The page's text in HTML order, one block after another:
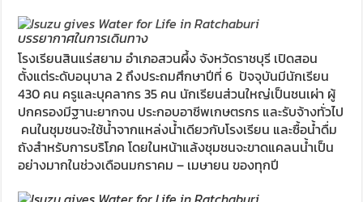
บรรยากาศในการเดินทาง
โรงเรียนสินแร่สยาม อำเภอสวนผึ้ง จังหวัดราชบุรี เปิดสอน
ตั้งแต่ระดับอนุบาล 2 ถึงประถมศึกษาปีที่ 6 ปัจจุบันมีนักเรียน
430 คน ครูและบุคลากร 35 คน นักเรียนส่วนใหญ่เป็นชนเผ่า ผู้
ปกครองมีฐานะยากจน ประกอบอาชีพเกษตรกร และรับจ้างทั่วไป
คนในชุมชนจะใช้น้ำจากแหล่งน้ำเดียวกับโรงเรียน และซื้อน้ำดื่ม
ถังสำหรับการบริโภค โดยในหน้าแล้งชุมชนจะขาดแคลนน้ำเป็น
อย่างมากในช่วงเดือนมกราคม – เมษายน ของทุกปี